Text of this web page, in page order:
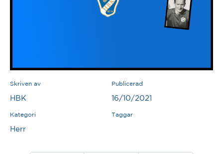
Skriven av
HBK
Publicerad
16/10/2021
Kategori
Herr
Taggar